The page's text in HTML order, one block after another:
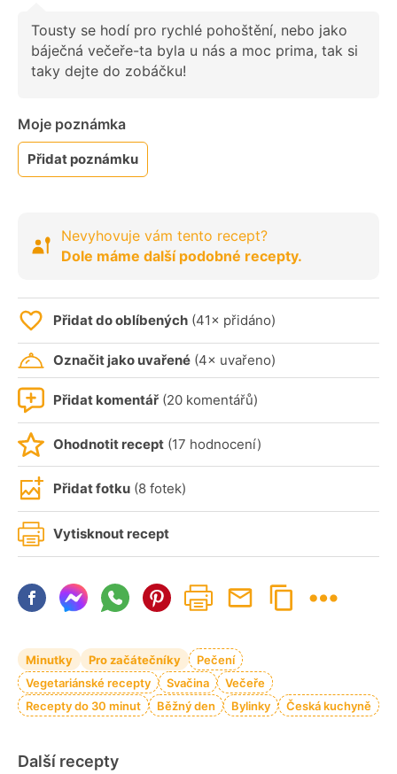
Tousty se hodí pro rychlé pohoštění, nebo jako
báječná večeře-ta byla u nás a moc prima, tak si
taky dejte do zobáčku!
Moje poznámka
Přidat poznámku
Nevyhovuje vám tento recept?
Dole máme další podobné recepty.
Přidat do oblíbených (41× přidáno)
Označit jako uvařené (4× uvařeno)
Přidat komentář (20 komentářů)
Ohodnotit recept (17 hodnocení)
Přidat fotku (8 fotek)
Vytisknout recept
Minutky Pro začátečníky
Pečení
Vegetariánské recepty
Svačina
Večeře
Recepty do 30 minut
Běžný den Bylinky Česká kuchyně
Další recepty